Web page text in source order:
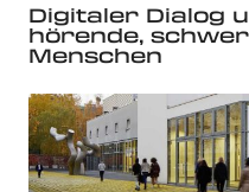
Digitaler Dialog
hörende,
Menschen